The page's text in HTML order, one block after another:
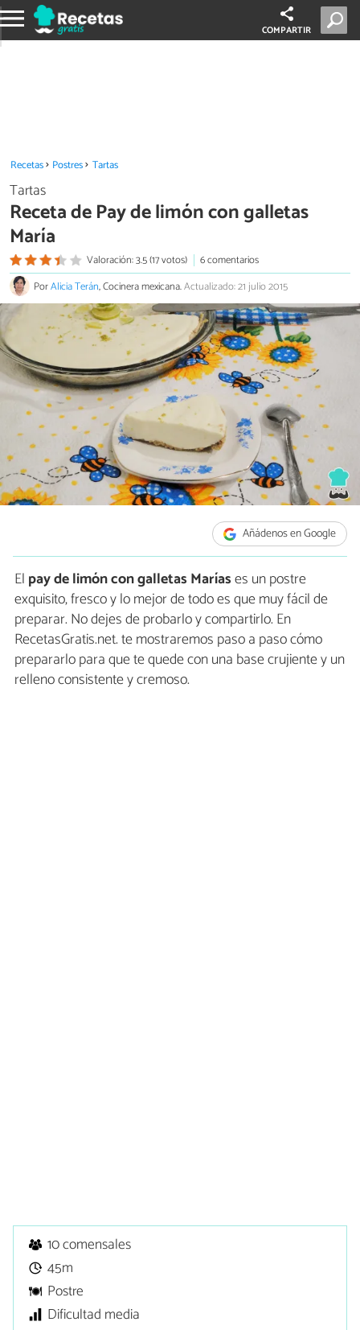
COMPARTIR
Recetas Postres Tartas
Tartas
Receta de Pay de limón con galletas
María
Valoración: 3.5 (17 votos)
6 comentarios
PorAlicia Terán, Cocinera mexicana.Actualizado: 21 julio 2015
Añádenos en Google
El pay de limón con galletas Maríases un postre
exquisito, fresco y lo mejor de todo es que muy fácil de
preparar. No dejes de probarlo y compartirlo. En
RecetasGratis.net. te mostraremos paso a paso cómo
prepararlo para que te quede con una base crujiente y un
relleno consistente y cremoso.
10 comensales
45m
Postre
Dificultad media